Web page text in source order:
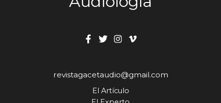
revistagacetaudio@gmail.com
El Artículo